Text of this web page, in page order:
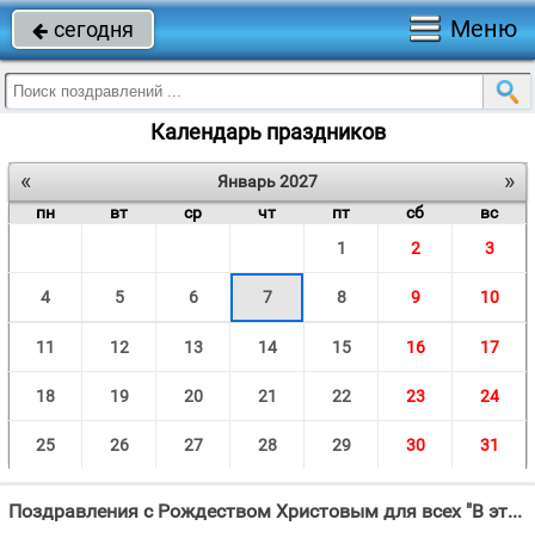
 сегодня Меню
Календарь праздников
« »
Январь 2027
пн
вт ср чт пт сб
вс
1
2 3
4 5 6 7 8 9 10
11 12 13 14 15 16 17
18 19 20 21 22 23 24
25 26 27 28 29 30 31
Поздравления с Рождеством Христовым для всех "В этот день торжествует любовь на земле, Это светлый день всепрощения, О"